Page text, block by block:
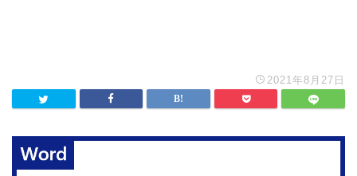
2021年8月27日